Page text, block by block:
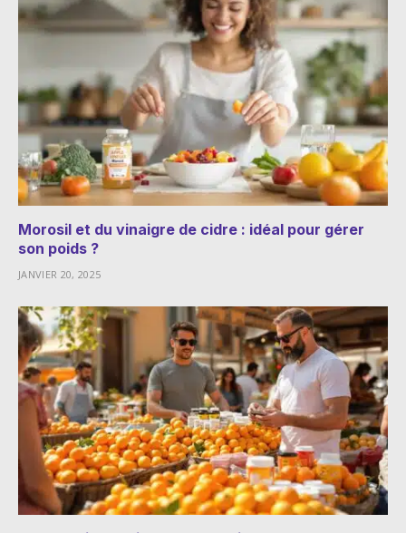
Morosil et du vinaigre de cidre : idéal pour gérer
son poids ?
JANVIER 20, 2025